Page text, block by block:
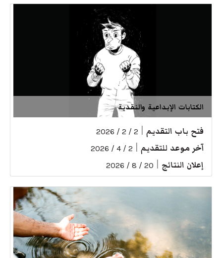
الكتابات الإبداعية والنقدية
فتح باب التقديم 2 / 2 / 2026
آخر موعد للتقديم 2 / 4 / 2026
إعلان النتائج 20 / 8 / 2026